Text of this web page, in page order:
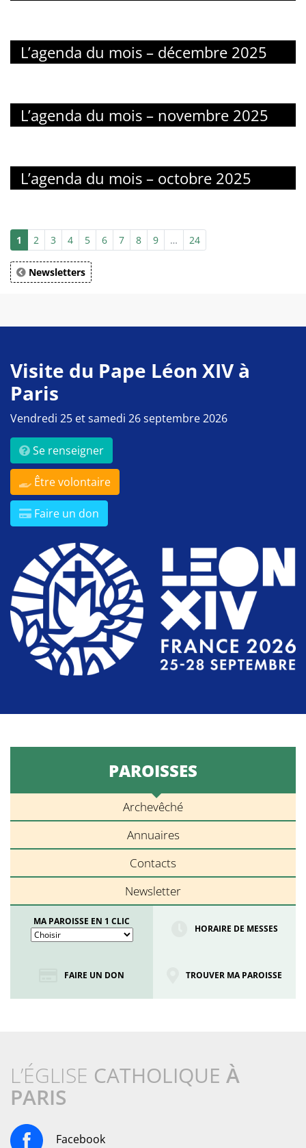
L’agenda du mois – décembre 2025
L’agenda du mois – novembre 2025
L’agenda du mois – octobre 2025
1 2 3 4 5 6 7 8 9 … 24
Newsletters
Visite du Pape Léon XIV à
Paris
Vendredi 25 et samedi 26 septembre 2026
Se renseigner
Être volontaire
Faire un don
PAROISSES
Archevêché
Annuaires
Contacts
Newsletter
MA PAROISSE EN 1 CLIC
HORAIRE DE MESSES
FAIRE UN DON TROUVER MA PAROISSE
L’ÉGLISE CATHOLIQUE À
PARIS
Facebook